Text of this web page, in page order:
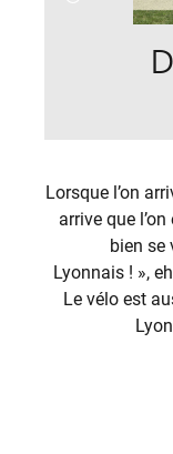
Lorsque l’on
arrive que
bien se
Lyonnais ! »,
Le vélo est